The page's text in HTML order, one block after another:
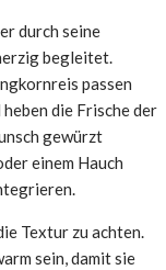
durch seine
begleitet.
passen
die Frische der
gewürzt
einem Hauch
Textur zu achten.
sein, damit sie